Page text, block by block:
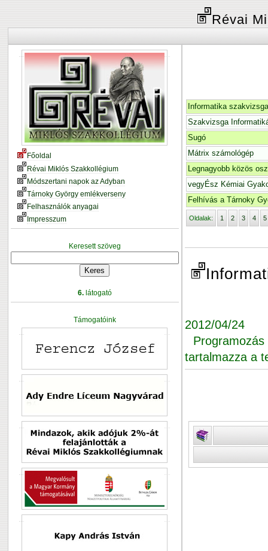
Révai
Főoldal
Révai Miklós Szakkollégium
Módszertani napok az Adyban
Tárnoky György emlékverseny
Felhasználók anyagai
Impresszum
Keresett szöveg
6.látogató
Támogatóink
Informatika
Szakvizsga
Sugó
Mátrix számológép
Legnagyobb közös
vegyÉsz Kémiai
Felhívás a Tárnoky
Oldalak: 1 2 3 4 5
2012/04/24
tartalmazza a